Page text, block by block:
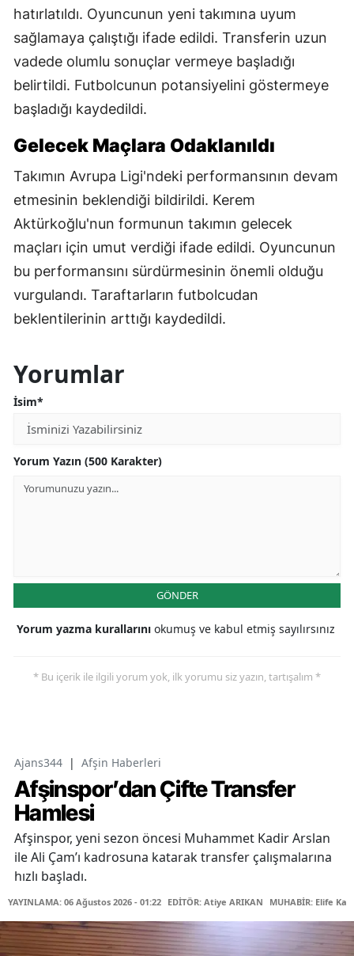
hatırlatıldı. Oyuncunun yeni takımına uyum
sağlamaya çalıştığı ifade edildi. Transferin uzun
vadede olumlu sonuçlar vermeye başladığı
belirtildi. Futbolcunun potansiyelini göstermeye
başladığı kaydedildi.
Gelecek Maçlara Odaklanıldı
Takımın Avrupa Ligi'ndeki performansının devam
etmesinin beklendiği bildirildi. Kerem
Aktürkoğlu'nun formunun takımın gelecek
maçları için umut verdiği ifade edildi. Oyuncunun
bu performansını sürdürmesinin önemli olduğu
vurgulandı. Taraftarların futbolcudan
beklentilerinin arttığı kaydedildi.
Yorumlar
İsim*
Yorum Yazın (500 Karakter)
GÖNDER
Yorum yazma kurallarını okumuş ve kabul etmiş sayılırsınız
* Bu içerik ile ilgili yorum yok, ilk yorumu siz yazın, tartışalım *
Ajans344 | Afşin Haberleri
Afşinspor’dan Çifte Transfer
Hamlesi
Afşinspor, yeni sezon öncesi Muhammet Kadir Arslan
ile Ali Çam’ı kadrosuna katarak transfer çalışmalarına
hızlı başladı.
YAYINLAMA: 06 Ağustos 2026 - 01:22 EDİTÖR: Atiye ARIKAN MUHABİR: Elife